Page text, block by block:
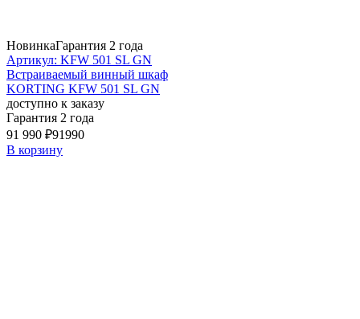
НовинкаГарантия 2 года
Артикул: KFW 501 SL GN
Встраиваемый винный шкаф
KORTING KFW 501 SL GN
доступно к заказу
Гарантия 2 года
91 990 ₽91990
В корзину